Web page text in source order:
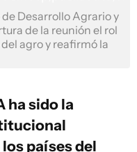
Desarrollo Agrario y
de la reunión el rol
agro y reafirmó la
ha sido la
países del